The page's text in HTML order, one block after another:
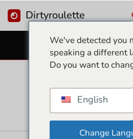
Dirtyroulette
БЕЗКОШТОВНІ СЕКС
We've detected you
speaking a different
Do you want to
English
Change